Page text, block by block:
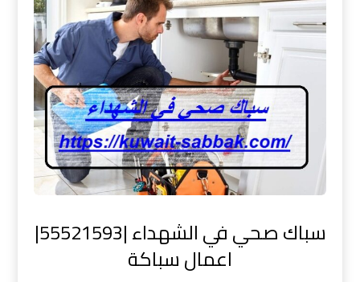
سباك صحي في الشهداء |55521593|
اعمال سباكة